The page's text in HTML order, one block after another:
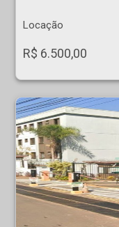
Locação
R$ 6.500,00